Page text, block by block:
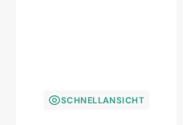
SCHNELLANSICHT